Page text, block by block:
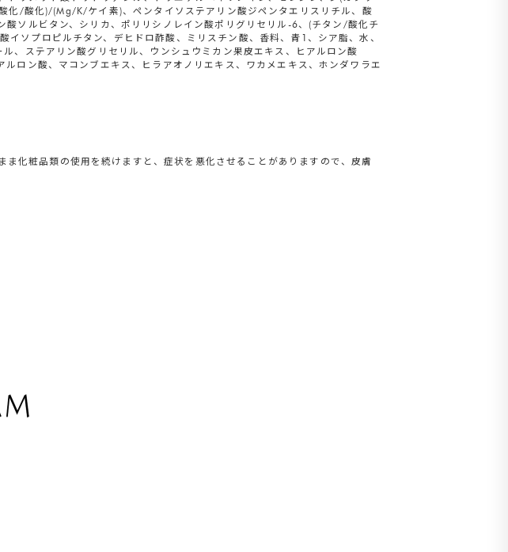
化/酸化)/(Mg/K/ケイ素)、ペンタイソステアリン酸ジペンタエリスリチル、酸
ソルビタン、シリカ、ポリリシノレイン酸ポリグリセリル-6、(チタン/酸化チ
ソプロピルチタン、デヒドロ酢酸、ミリスチン酸、香料、青1、シア脂、水、
、ステアリン酸グリセリル、ウンシュウミカン果皮エキス、ヒアルロン酸
ロン酸、マコンブエキス、ヒラアオノリエキス、ワカメエキス、ホンダワラエ
化粧品類の使用を続けますと、症状を悪化させることがありますので、皮膚